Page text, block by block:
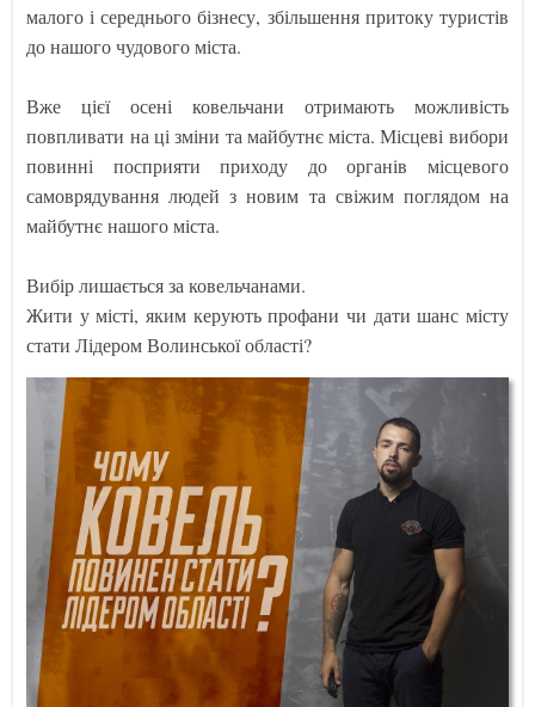
малого і середнього бізнесу, збільшення притоку туристів
до нашого чудового міста.
Вже цієї осені ковельчани отримають можливість
повпливати на ці зміни та майбутнє міста. Місцеві вибори
повинні посприяти приходу до органів місцевого
самоврядування людей з новим та свіжим поглядом на
майбутнє нашого міста.
Вибір лишається за ковельчанами.
Жити у місті, яким керують профани чи дати шанс місту
стати Лідером Волинської області?